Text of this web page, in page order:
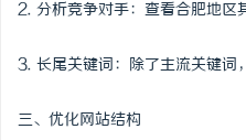
2. 分析竞争对手：查看合肥地区
3. 长尾关键词：除了主流关键
三、优化网站结构